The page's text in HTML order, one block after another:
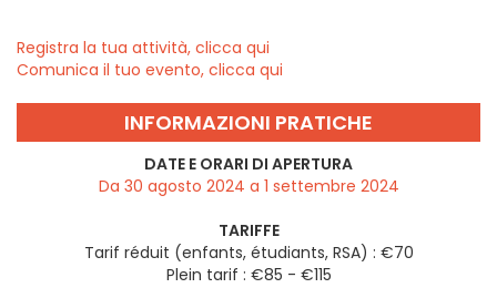
Registra la tua attività, clicca qui
Comunica il tuo evento, clicca qui
INFORMAZIONI PRATICHE
DATE E ORARI DI APERTURA
Da 30 agosto 2024 a 1 settembre 2024
TARIFFE
Tarif réduit (enfants, étudiants, RSA) : €70
Plein tarif : €85 - €115